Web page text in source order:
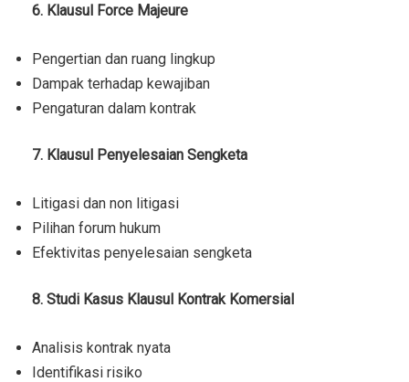
6. Klausul Force Majeure
Pengertian dan ruang lingkup
Dampak terhadap kewajiban
Pengaturan dalam kontrak
7. Klausul Penyelesaian Sengketa
Litigasi dan non litigasi
Pilihan forum hukum
Efektivitas penyelesaian sengketa
8. Studi Kasus Klausul Kontrak Komersial
Analisis kontrak nyata
Identifikasi risiko